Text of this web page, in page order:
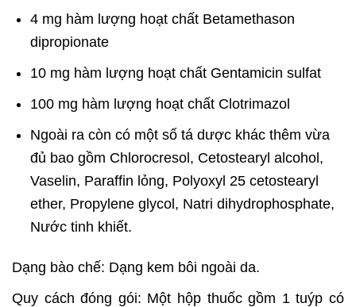
4 mg hàm lượng hoạt chất Betamethason
dipropionate
10 mg hàm lượng hoạt chất Gentamicin sulfat
100 mg hàm lượng hoạt chất Clotrimazol
Ngoài ra còn có một số tá dược khác thêm vừa
đủ bao gồm Chlorocresol, Cetostearyl alcohol,
Vaselin, Paraffin lỏng, Polyoxyl 25 cetostearyl
ether, Propylene glycol, Natri dihydrophosphate,
Nước tinh khiết.
Dạng bào chế: Dạng kem bôi ngoài da.
Quy cách đóng gói: Một hộp thuốc gồm 1 tuýp có